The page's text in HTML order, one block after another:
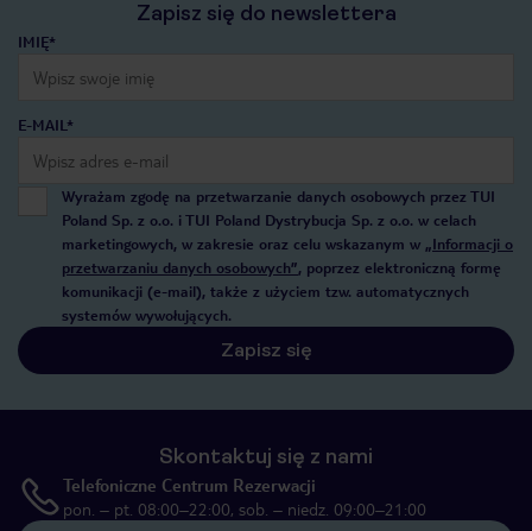
Zapisz się do newslettera
IMIĘ*
E-MAIL*
Wyrażam zgodę na przetwarzanie danych osobowych przez TUI
Poland Sp. z o.o. i TUI Poland Dystrybucja Sp. z o.o. w celach
marketingowych, w zakresie oraz celu wskazanym w „Informacji o
przetwarzaniu danych osobowych”, poprzez elektroniczną formę
komunikacji (e-mail), także z użyciem tzw. automatycznych
systemów wywołujących.
Zapisz się
Skontaktuj się z nami
Telefoniczne Centrum Rezerwacji
pon. – pt. 08:00–22:00, sob. – niedz. 09:00–21:00